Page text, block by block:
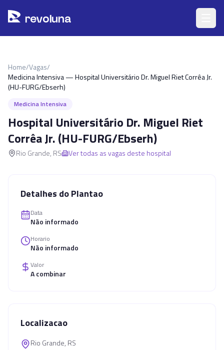
revoluna
Home/Vagas/
Medicina Intensiva — Hospital Universitário Dr. Miguel Riet Corrêa Jr.
(HU-FURG/Ebserh)
Medicina Intensiva
Hospital Universitário Dr. Miguel Riet
Corrêa Jr. (HU-FURG/Ebserh)
Rio Grande, RS Ver todas as vagas deste hospital
Detalhes do Plantao
Data
Não informado
Horario
Não informado
Valor
A combinar
Localizacao
Rio Grande, RS